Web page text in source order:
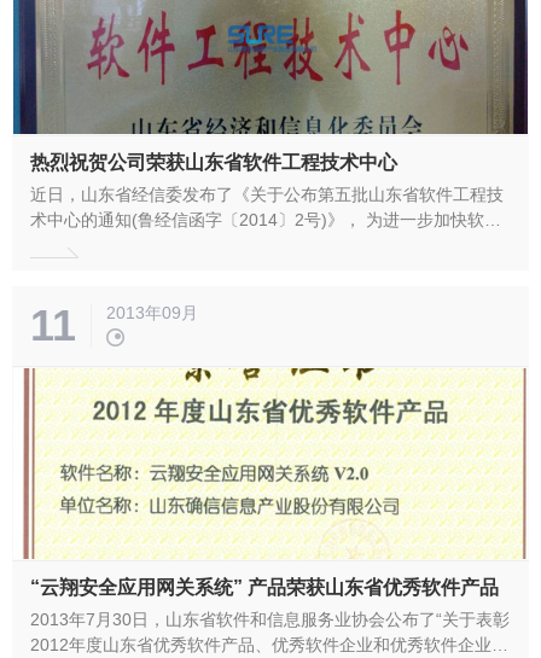
热烈祝贺公司荣获山东省软件工程技术中心
近日，山东省经信委发布了《关于公布第五批山东省软件工程技
术中心的通知(鲁经信函字〔2014〕2号)》， 为进一步加快软件
和信息技术服务业发展，促进信息化与工业化深度融合，推动建
产业股份有限公司...
11 2013年09月
“云翔安全应用网关系统” 产品荣获山东省优秀软件产品
2013年7月30日，山东省软件和信息服务业协会公布了“关于表彰
2012年度山东省优秀软件产品、优秀软件企业和优秀软件企业家